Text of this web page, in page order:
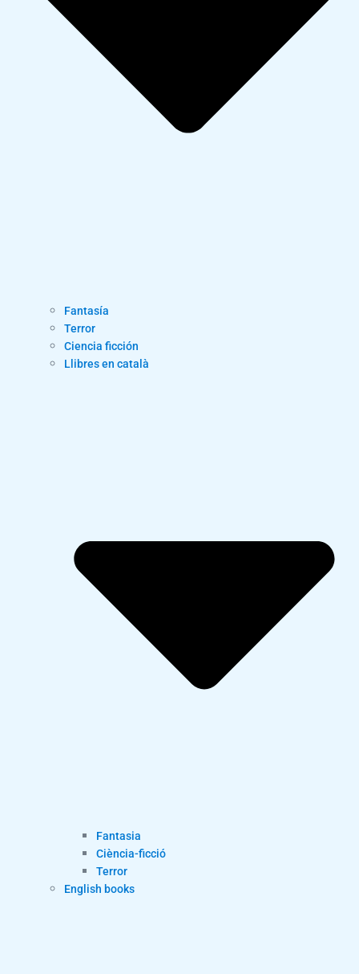
Fantasía
Terror
Ciencia ficción
Llibres en català
Fantasia
Ciència-ficció
Terror
English books